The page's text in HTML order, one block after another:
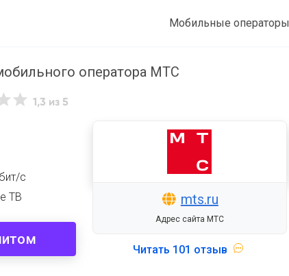
Мобильные операторы
оператора МТС
1,3 из 5
с
ТВ
mts.ru
Адрес сайта МТС
Читать 101 отзыв